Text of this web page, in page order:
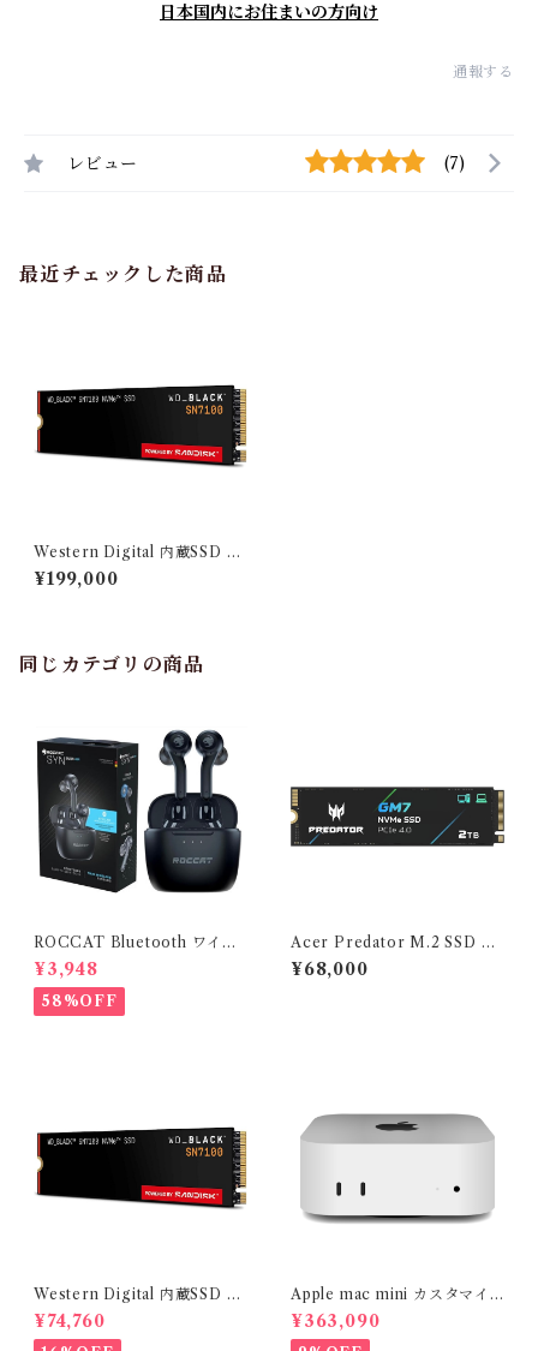
日本国内にお住まいの方向け
通報する
レビュー (7)
最近チェックした商品
Western Digital 内蔵SSD 4
TB WD Black SN7100 (読取
り最大 7,250MB/秒) M.2-22
¥199,000
同じカテゴリの商品
ROCCAT Bluetooth ワイヤ
レスゲーミングイヤホン Syn
Buds Air ROC-14-102-02
¥3,948
58%OFF
Acer Predator M.2 SSD 2T
B GM7 NVMe2.0 2280 PC
Ie Gen4×4 超高速(最大読み取
¥68,000
Western Digital 内蔵SSD 2
TB WD Black SN7100 (読取
り最大 7,250MB/秒) M.2-22
¥74,760
Apple mac mini カスタマイ
ズ M4Pro(14コアCPU/20コ
アGPU) メモリ64GB SSD 1T
¥363,090